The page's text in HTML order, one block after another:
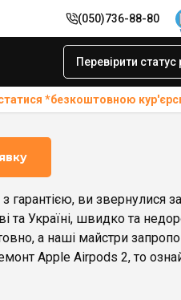
(050)736-88-80
Перевірити
*безкоштовною
ви звернулися
Україні, швидко та
а наші майстри
Apple Airpods 2, то